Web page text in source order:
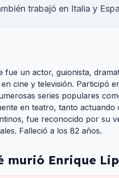
trabajó en Italia y
fue un actor, guionista,
cine y televisión. Participó
series populares
en teatro, tanto
fue reconocido por su
Falleció a los 82 años.
murió Enrique